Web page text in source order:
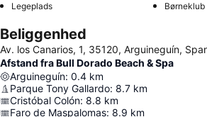
Legeplads Børneklub
Beliggenhed
Av. los Canarios, 1, 35120, Arguineguín,
Afstand fra Bull Dorado Beach & Spa
Arguineguín: 0.4 km
Parque Tony Gallardo: 8.7 km
Cristóbal Colón: 8.8 km
Faro de Maspalomas: 8.9 km